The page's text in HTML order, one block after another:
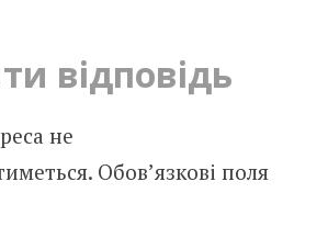
відповідь
не
Обов’язкові поля